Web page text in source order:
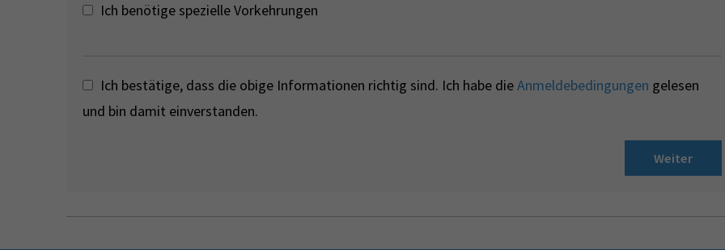
Ich benötige spezielle Vorkehrungen
Ich bestätige, dass die obige Informationen richtig sind. Ich habe dieAnmeldebedingungen gelesen
und bin damit einverstanden.
Weiter